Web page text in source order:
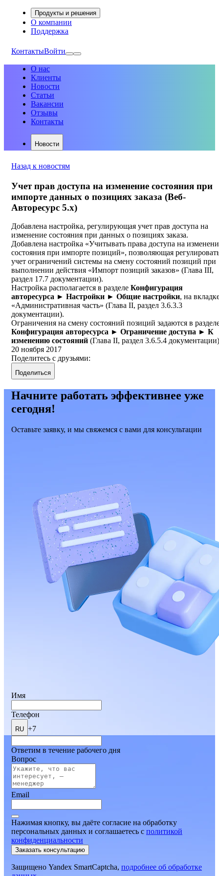
Продукты и решения
О компании
Поддержка
КонтактыВойти
О нас
Клиенты
Новости
Статьи
Вакансии
Отзывы
Контакты
Новости
Назад к новостям
Учет прав доступа на изменение состояния при
импорте данных о позициях заказа (Веб-
Авторесурс 5.х)
Добавлена настройка, регулирующая учет прав доступа на
изменение состояния при данных о позициях заказа.
Добавлена настройка «Учитывать права доступа на
состояния при импорте позиций», позволяющая
учет ограничений системы на смену состояний позиций при
выполнении действия «Импорт позиций заказов» (Глава III,
раздел 17.7 документации).
Настройка располагается в разделе Конфигурация
авторесурса ► Настройки ► Общие настройки, на
«Административная часть» (Глава II, раздел 3.6.3.3
документации).
Ограничения на смену состояний позиций задаются в
Конфигурация авторесурса ► Ограничение доступа ► К
изменению состояний (Глава II, раздел 3.6.5.4
20 ноября 2017
Поделитесь с друзьями:
Поделиться
Начните работать эффективнее уже
сегодня!
Оставьте заявку, и мы свяжемся с вами для консультации
Имя
Телефон
RU +7
Ответим в течение рабочего дня
Вопрос
Email
Нажимая кнопку, вы даёте согласие на обработку
персональных данных и соглашаетесь c политикой
конфиденциальности
Заказать консультацию
Защищено Yandex SmartCaptcha, подробнее об обработке